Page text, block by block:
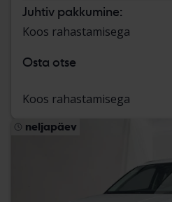
Juhtiv pakkumine:
Koos rahastamisega
Osta otse
Koos rahastamisega
neljapäev